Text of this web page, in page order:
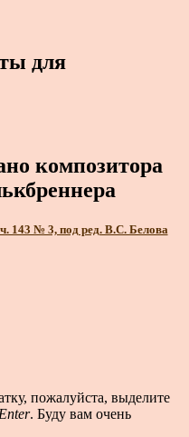
для
композитора
143 № 3, под ред. В.С. Белова
пожалуйста, выделите
. Буду вам очень